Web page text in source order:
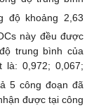
độ khoảng 2,63
này đều được
trung bình của
là: 0,972; 0,067;
5 công đoạn đã
được tại công